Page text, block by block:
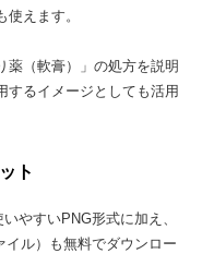
えます。
薬（軟膏）」の処方を説明
するイメージとしても活用
ト
やすいPNG形式に加え、
ル）も無料でダウンロー